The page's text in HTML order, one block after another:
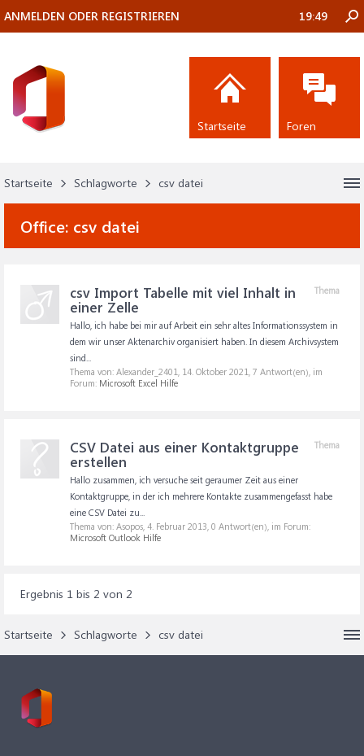
Startseite Schlagworte csv datei
Office: csv datei
Thema
csv Import Tabelle mit viel Inhalt in
einer Zelle
Hallo, ich habe bei mir auf Arbeit ein sehr altes Informationssystem in
dem wir unser Aktenarchiv organisiert haben. In diesem Archivsystem
sind...
Thema von: Alexander_2401, 14. Oktober 2021, 7 Antwort(en), im
Forum: Microsoft Excel Hilfe
Thema
CSV Datei aus einer Kontaktgruppe
erstellen
Hallo zusammen, ich versuche seit geraumer Zeit aus einer
Kontaktgruppe, in der ich mehrere Kontakte zusammengefasst habe
eine CSV Datei zu...
Thema von: Asopos, 4. Februar 2013, 0 Antwort(en), im Forum:
Microsoft Outlook Hilfe
Ergebnis 1 bis 2 von 2
Startseite Schlagworte csv datei
ANMELDEN ODER REGISTRIEREN 19:49
Startseite Foren